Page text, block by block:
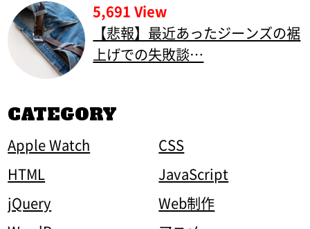
5,691 View
【悲報】最近あったジーンズの裾
上げでの失敗談…
CATEGORY
Apple Watch
CSS
HTML
JavaScript
jQuery
Web制作